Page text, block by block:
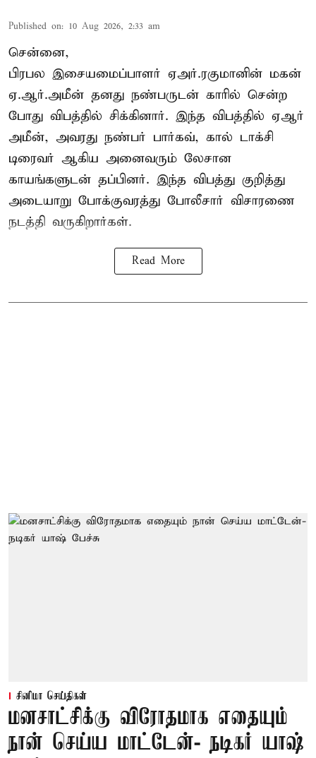
Published on: 10 Aug 2026, 2:33 am
சென்னை,
பிரபல இசையமைப்பாளர் ஏஅர்.ரகுமானின் மகன்
ஏ.ஆர்.அமீன் தனது நண்பருடன் காரில் சென்ற
போது விபத்தில் சிக்கினார். இந்த விபத்தில் ஏஆர்
அமீன், அவரது நண்பர் பார்கவ், கால் டாக்சி
டிரைவர் ஆகிய அனைவரும் லேசான
காயங்களுடன் தப்பினர். இந்த விபத்து குறித்து
அடையாறு போக்குவரத்து போலீசார் விசாரணை
நடத்தி வருகிறார்கள்.
Read More
சினிமா செய்திகள்
மனசாட்சிக்கு விரோதமாக எதையும்
நான் செய்ய மாட்டேன்- நடிகர் யாஷ்